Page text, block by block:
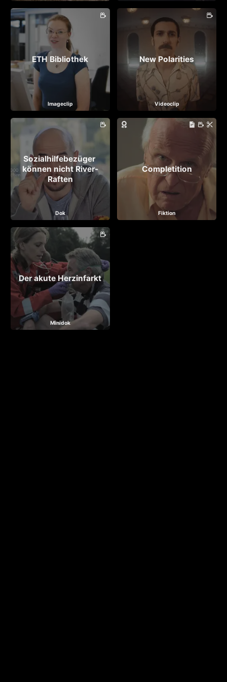
ETH Bibliothek
Imageclip
New Polarities
Videoclip
Sozialhilfebezüger
können nicht River-
Raften
Dok
Completition
Fiktion
Der akute Herzinfarkt
Minidok